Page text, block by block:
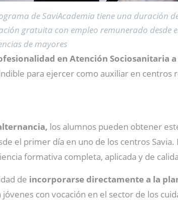
de SaviAcademia tiene una duración
gratuita con empleo remunerado desde
de mayores
en Atención Sociosanitaria
para ejercer como auxiliar en centros
los alumnos pueden obtener
el primer día en uno de los centros
formativa completa, aplicada y de
de incorporarse directamente a la
con vocación en el sector de los